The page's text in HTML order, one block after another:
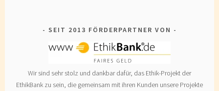
SEIT 2013 FÖRDERPARTNER VON
Wir sind sehr stolz und dankbar dafür, das Ethik-Projekt der
EthikBank zu sein, die gemeinsam mit ihren Kunden unsere Projekte